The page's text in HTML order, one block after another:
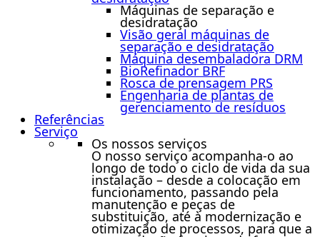
Máquinas de separação e
desidratação
Visão geral máquinas de
separação e desidratação
Máquina desembaladora DRM
BioRefinador BRF
Rosca de prensagem PRS
Engenharia de plantas de
gerenciamento de resíduos
Referências
Serviço
Os nossos serviços
O nosso serviço acompanha-o ao
longo de todo o ciclo de vida da sua
instalação – desde a colocação em
funcionamento, passando pela
manutenção e peças de
substituição, até à modernização e
otimização de processos, para que a